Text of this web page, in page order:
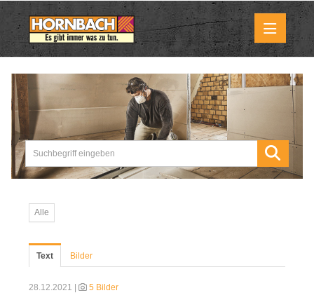
Medienmitteilungen
Pressemitteilungen
Downloads
Marktbilder
Alle
Text Bilder
28.12.2021 | 5 Bilder